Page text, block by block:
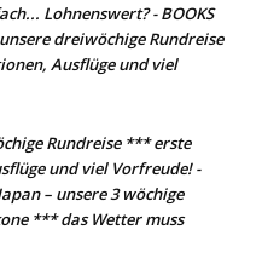
Lohnenswert? - BOOKS
dreiwöchige Rundreise
Ausflüge und viel
Rundreise *** erste
und viel Vorfreude! -
– unsere 3 wöchige
*** das Wetter muss